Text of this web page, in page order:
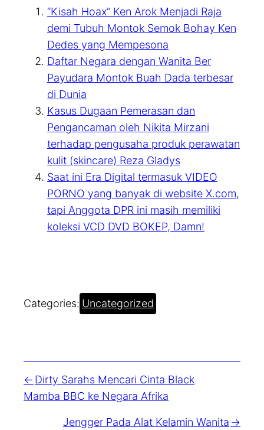
“Kisah Hoax” Ken Arok Menjadi Raja
demi Tubuh Montok Semok Bohay Ken
Dedes yang Mempesona
Daftar Negara dengan Wanita Ber
Payudara Montok Buah Dada terbesar
di Dunia
Kasus Dugaan Pemerasan dan
Pengancaman oleh Nikita Mirzani
terhadap pengusaha produk perawatan
kulit (skincare) Reza Gladys
Saat ini Era Digital termasuk VIDEO
PORNO yang banyak di website X.com,
tapi Anggota DPR ini masih memiliki
koleksi VCD DVD BOKEP, Damn!
Categories: Uncategorized
Dirty Sarahs Mencari Cinta Black
Mamba BBC ke Negara Afrika
Jengger Pada Alat Kelamin Wanita